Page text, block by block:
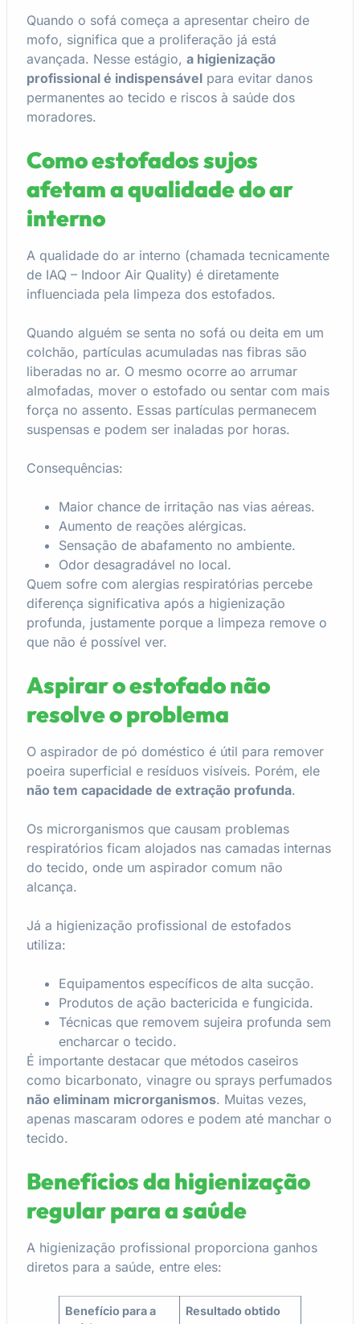
Quando o sofá começa a apresentar cheiro de
mofo, significa que a proliferação já está
avançada. Nesse estágio, a higienização
profissional é indispensável para evitar danos
permanentes ao tecido e riscos à saúde dos
moradores.
Como estofados sujos
afetam a qualidade do ar
interno
A qualidade do ar interno (chamada tecnicamente
de IAQ – Indoor Air Quality) é diretamente
influenciada pela limpeza dos estofados.
Quando alguém se senta no sofá ou deita em um
colchão, partículas acumuladas nas fibras são
liberadas no ar. O mesmo ocorre ao arrumar
almofadas, mover o estofado ou sentar com mais
força no assento. Essas partículas permanecem
suspensas e podem ser inaladas por horas.
Consequências:
Maior chance de irritação nas vias aéreas.
Aumento de reações alérgicas.
Sensação de abafamento no ambiente.
Odor desagradável no local.
Quem sofre com alergias respiratórias percebe
diferença significativa após a higienização
profunda, justamente porque a limpeza remove o
que não é possível ver.
Aspirar o estofado não
resolve o problema
O aspirador de pó doméstico é útil para remover
poeira superficial e resíduos visíveis. Porém, ele
não tem capacidade de extração profunda.
Os microrganismos que causam problemas
respiratórios ficam alojados nas camadas internas
do tecido, onde um aspirador comum não
alcança.
Já a higienização profissional de estofados
utiliza:
Equipamentos específicos de alta sucção.
Produtos de ação bactericida e fungicida.
Técnicas que removem sujeira profunda sem
encharcar o tecido.
É importante destacar que métodos caseiros
como bicarbonato, vinagre ou sprays perfumados
não eliminam microrganismos. Muitas vezes,
apenas mascaram odores e podem até manchar o
tecido.
Benefícios da higienização
regular para a saúde
A higienização profissional proporciona ganhos
diretos para a saúde, entre eles:
Benefício para a
Resultado obtido